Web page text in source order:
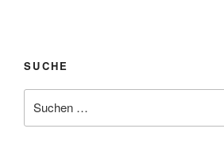
SUCHE
nach: